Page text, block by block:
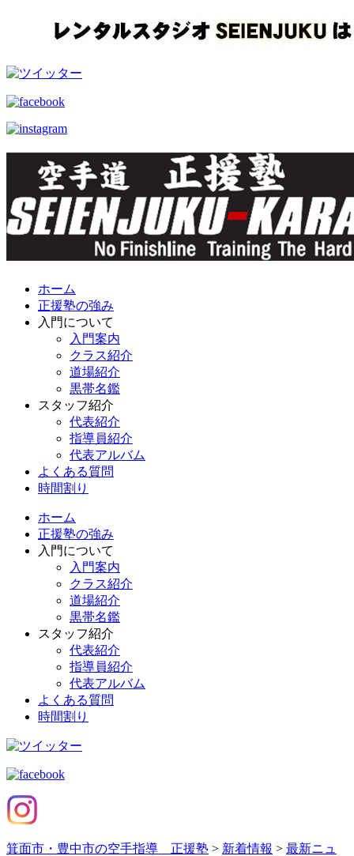
ホーム
正援塾の強み
入門について
入門案内
クラス紹介
道場紹介
黒帯名鑑
スタッフ紹介
代表紹介
指導員紹介
代表アルバム
よくある質問
時間割り
ホーム
正援塾の強み
入門について
入門案内
クラス紹介
道場紹介
黒帯名鑑
スタッフ紹介
代表紹介
指導員紹介
代表アルバム
よくある質問
時間割り
箕面市・豊中市の空手指導 正援塾 > 新着情報 > 最新ニュ